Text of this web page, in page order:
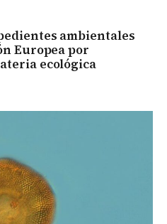
ambientales
Europea por
ecológica